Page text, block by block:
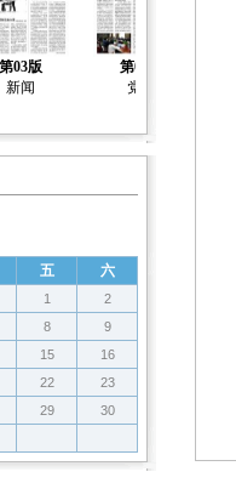
第03版
新闻
第04版
党建
五 六
1
2
8
9
15
16
22
23
29
30